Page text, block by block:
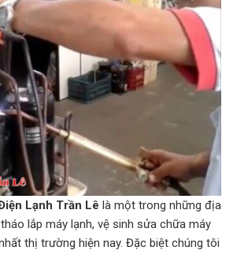
Lạnh Trần Lê là một trong những địa
lắp máy lạnh, vệ sinh sửa chữa máy
thị trường hiện nay. Đặc biệt chúng tôi